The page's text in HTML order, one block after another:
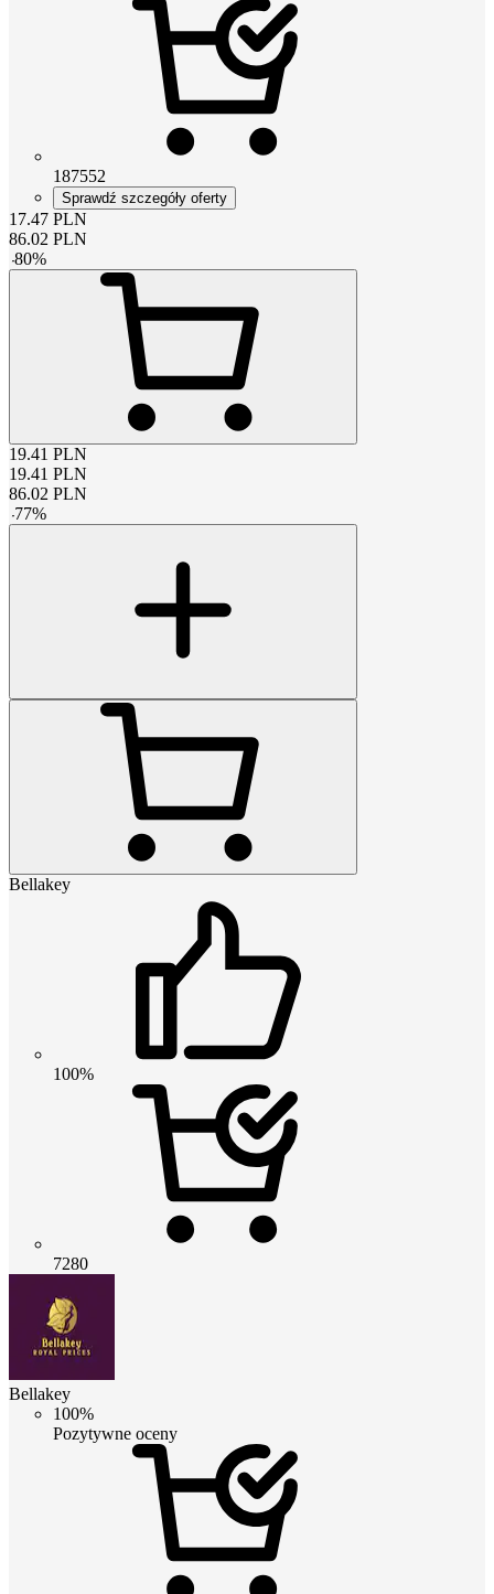
187552
Sprawdź szczegóły oferty
17.47 PLN
86.02 PLN
-80%
19.41 PLN
19.41 PLN
86.02 PLN
-77%
Bellakey
100%
7280
Bellakey
100%
Pozytywne oceny